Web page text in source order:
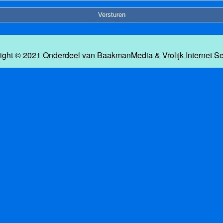
© 2021 Onderdeel van BaakmanMedia& Vrolijk Internet